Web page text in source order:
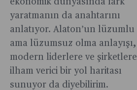
ekonomik dünyasında fark
yaratmanın da anahtarını
anlatıyor. Alaton’un lüzumlu
ama lüzumsuz olma anlayışı,
modern liderlere ve şirketlere
ilham verici bir yol haritası
sunuyor da diyebilirim.